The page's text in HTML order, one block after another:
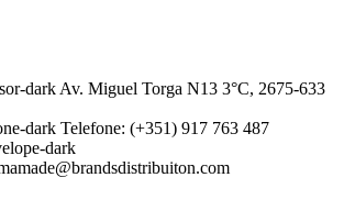
Av. Miguel Torga N13 3°C, 2675-633
Telefone: (+351) 917 763 487